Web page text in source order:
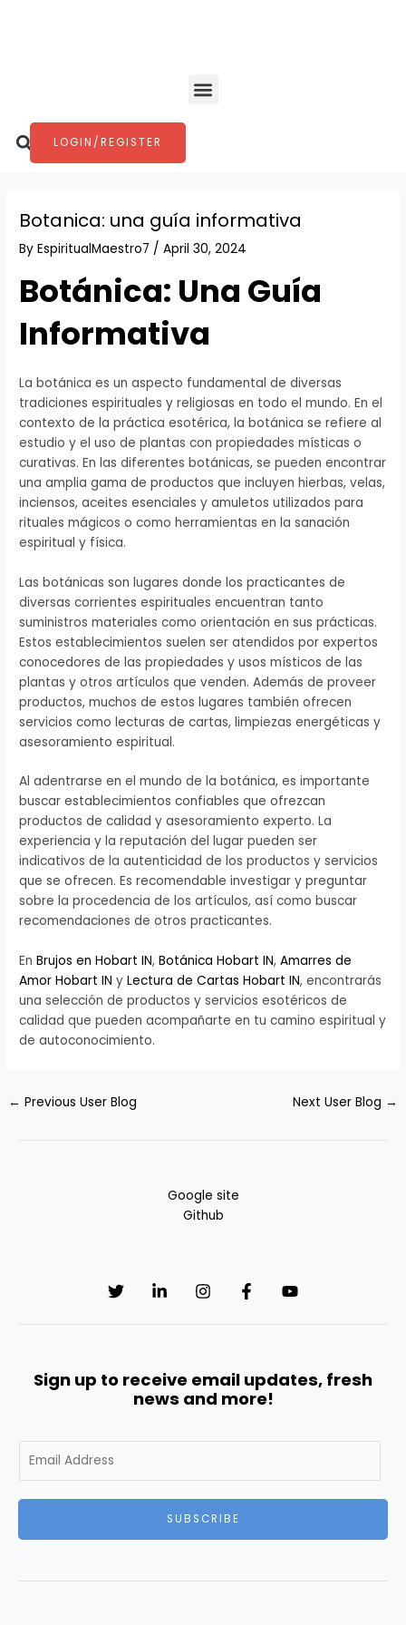
Menu
Search
LOGIN/REGISTER
Botanica: una guía informativa
ByEspiritualMaestro7 /April 30, 2024
Botánica: Una Guía
Informativa
La botánica es un aspecto fundamental de diversas
tradiciones espirituales y religiosas en todo el mundo. En el
contexto de la práctica esotérica, la botánica se refiere al
estudio y el uso de plantas con propiedades místicas o
curativas. En las diferentes botánicas, se pueden encontrar
una amplia gama de productos que incluyen hierbas, velas,
inciensos, aceites esenciales y amuletos utilizados para
rituales mágicos o como herramientas en la sanación
espiritual y física.
Las botánicas son lugares donde los practicantes de
diversas corrientes espirituales encuentran tanto
suministros materiales como orientación en sus prácticas.
Estos establecimientos suelen ser atendidos por expertos
conocedores de las propiedades y usos místicos de las
plantas y otros artículos que venden. Además de proveer
productos, muchos de estos lugares también ofrecen
servicios como lecturas de cartas, limpiezas energéticas y
asesoramiento espiritual.
Al adentrarse en el mundo de la botánica, es importante
buscar establecimientos confiables que ofrezcan
productos de calidad y asesoramiento experto. La
experiencia y la reputación del lugar pueden ser
indicativos de la autenticidad de los productos y servicios
que se ofrecen. Es recomendable investigar y preguntar
sobre la procedencia de los artículos, así como buscar
recomendaciones de otros practicantes.
EnBrujos en Hobart IN,Botánica Hobart IN,Amarres de
Amor Hobart IN yLectura de Cartas Hobart IN, encontrarás
una selección de productos y servicios esotéricos de
calidad que pueden acompañarte en tu camino espiritual y
de autoconocimiento.
← Previous User Blog Next User Blog →
Google site
Github
Sign up to receive email updates, fresh
news and more!
m
SUBSCRIBE